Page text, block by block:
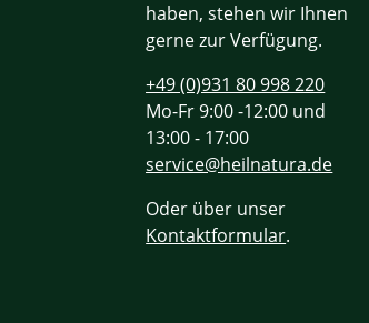
haben, stehen wir Ihnen
gerne zur Verfügung.
+49 (0)931 80 998 220
Mo-Fr 9:00 -12:00 und
13:00 - 17:00
service@heilnatura.de
Oder über unser
Kontaktformular.